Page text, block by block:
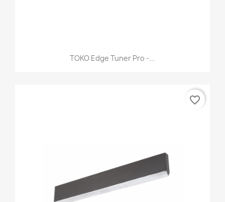
TOKO Edge Tuner Pro -...
favorite_border